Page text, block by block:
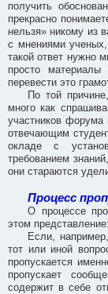
получить
прекрасно
нельзя» никому из
с мнениями
такой ответ нужно
просто
перевести это
По той
много как
участников форума
отвечающим
окладе с
требованием
они стараются
Процесс
О процессе
этом представление:
Если,
тот или иной
пропускается
пропускает
содержит в себе